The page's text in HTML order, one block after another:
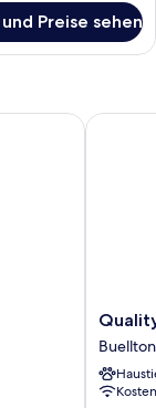
Preise sehen
Quality
Inn
Buellton
-
Solvang
Buellton
Quality